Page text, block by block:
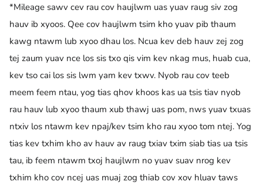
*Mileage sawv cev rau cov haujlwm uas yuav raug siv zog
hauv ib xyoos. Qee cov haujlwm tsim kho yuav pib thaum
kawg ntawm lub xyoo dhau los. Ncua kev deb hauv zej zog
tej zaum yuav nce los sis txo qis vim kev nkag mus, huab cua,
kev tso cai los sis lwm yam kev txwv. Nyob rau cov teeb
meem feem ntau, yog tias qhov khoos kas ua tsis tiav nyob
rau hauv lub xyoo thaum xub thawj uas pom, nws yuav txuas
ntxiv los ntawm kev npaj/kev tsim kho rau xyoo tom ntej. Yog
tias kev txhim kho av hauv av raug txiav txim siab tias ua tsis
tau, ib feem ntawm txoj haujlwm no yuav suav nrog kev
txhim kho cov ncej uas muaj zog thiab cov xov hluav taws